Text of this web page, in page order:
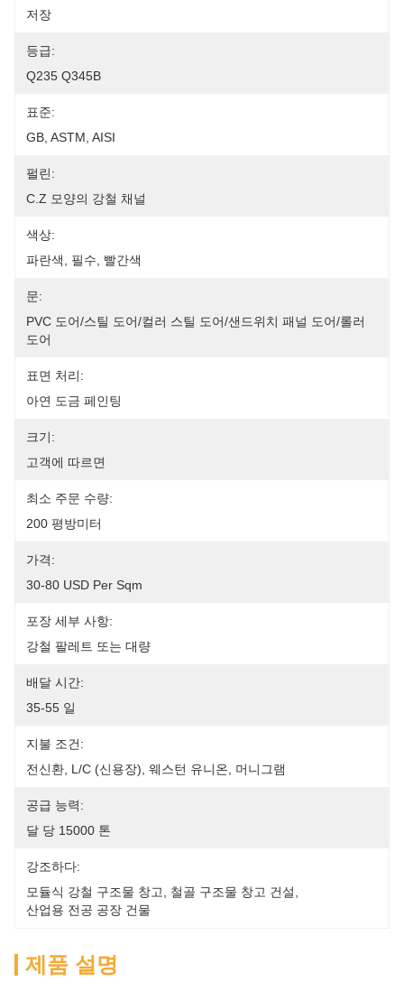
저장
등급:
Q235 Q345B
표준:
GB, ASTM, AISI
펄린:
C.Z 모양의 강철 채널
색상:
파란색, 필수, 빨간색
문:
PVC 도어/스틸 도어/컬러 스틸 도어/샌드위치 패널 도어/롤러
도어
표면 처리:
아연 도금 페인팅
크기:
고객에 따르면
최소 주문 수량:
200 평방미터
가격:
30-80 USD Per Sqm
포장 세부 사항:
강철 팔레트 또는 대량
배달 시간:
35-55 일
지불 조건:
전신환, L/C (신용장), 웨스턴 유니온, 머니그램
공급 능력:
달 당 15000 톤
강조하다:
모듈식 강철 구조물 창고
철골 구조물 창고 건설
산업용 전공 공장 건물
제품 설명